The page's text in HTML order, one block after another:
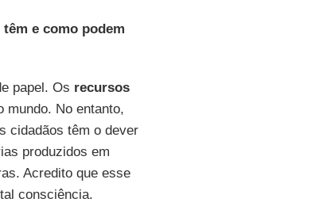
e como podem
papel. Os recursos
mundo. No entanto,
cidadãos têm o dever
produzidos em
Acredito que esse
consciência.